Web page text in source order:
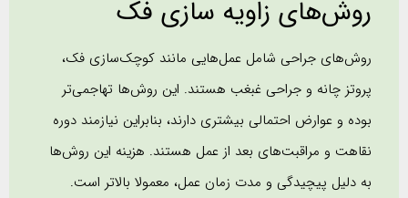
روش‌های زاویه سازی فک
روش‌های جراحی شامل عمل‌هایی مانند کوچک‌سازی فک،
پروتز چانه و جراحی غبغب هستند. این روش‌ها تهاجمی‌تر
بوده و عوارض احتمالی بیشتری دارند، بنابراین نیازمند دوره
نقاهت و مراقبت‌های بعد از عمل هستند. هزینه این روش‌ها
به دلیل پیچیدگی و مدت زمان عمل، معمولا بالاتر است.